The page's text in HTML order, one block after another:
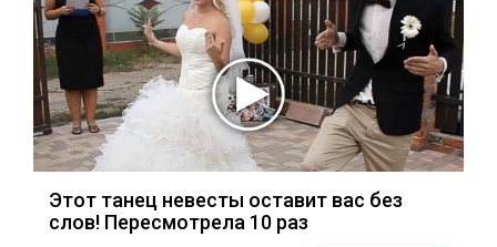
Этот танец невесты оставит вас без
слов! Пересмотрела 10 раз